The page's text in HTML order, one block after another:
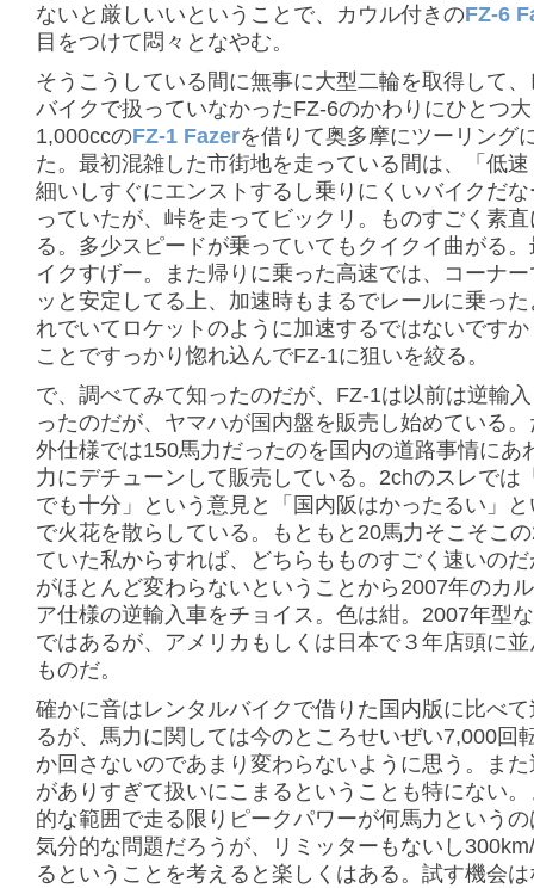
ないと厳しいいということで、カウル付きのFZ-6
目をつけて悶々となやむ。
そうこうしている間に無事に大型二輪を取得して
バイクで扱っていなかったFZ-6のかわりにひとつ
1,000ccのFZ-1 Fazerを借りて奥多摩にツーリング
た。最初混雑した市街地を走っている間は、「低
細いしすぐにエンストするし乗りにくいバイクだ
っていたが、峠を走ってビックリ。ものすごく素
る。多少スピードが乗っていてもクイクイ曲がる
イクすげー。また帰りに乗った高速では、コーナ
ッと安定してる上、加速時もまるでレールに乗っ
れでいてロケットのように加速するではないです
ことですっかり惚れ込んでFZ-1に狙いを絞る。
で、調べてみて知ったのだが、FZ-1は以前は逆輸
ったのだが、ヤマハが国内盤を販売し始めている
外仕様では150馬力だったのを国内の道路事情にあ
力にデチューンして販売している。2chのスレでは
でも十分」という意見と「国内阪はかったるい」
で火花を散らしている。もともと20馬力そこそこ
ていた私からすれば、どちらもものすごく速いの
がほとんど変わらないということから2007年のカ
ア仕様の逆輸入車をチョイス。色は紺。2007年型
ではあるが、アメリカもしくは日本で３年店頭に
ものだ。
確かに音はレンタルバイクで借りた国内版に比べ
るが、馬力に関しては今のところせいぜい7,000回
か回さないのであまり変わらないように思う。ま
がありすぎて扱いにこまるということも特にない
的な範囲で走る限りピークパワーが何馬力という
気分的な問題だろうが、リミッターもないし
るということを考えると楽しくはある。試す機会